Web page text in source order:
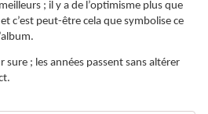
; il y a de l’optimisme plus que
c’est peut-être cela que symbolise ce
; les années passent sans altérer